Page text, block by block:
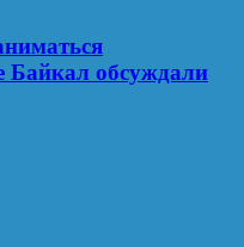
Байкал обсуждали